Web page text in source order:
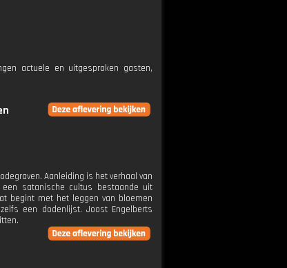
actuele en uitgesproken gasten,
Aanleiding is het verhaal van
satanische cultus bestaande uit
begint met het leggen van bloemen
een dodenlijst. Joost Engelberts